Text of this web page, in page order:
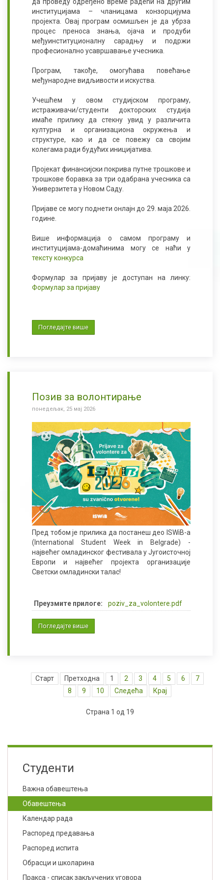
институцијама – чланицама конзорцијума
пројекта. Овај програм осмишљен је да убрза
процес преноса знања, ојача и продуби
међуинституционалну сарадњу и подржи
професионално усавршавање учесника.
Програм, такође, омогућава повећање
међународне видљивости и искуства.
Учешћем у овом студијском програму,
истраживачи/студенти докторских студија
имаће прилику да стекну увид у различита
културна и организациона окружења и
структуре, као и да се повежу са својим
колегама ради будућих иницијатива.
Пројекат финансијски покрива путне трошкове и
трошкове боравка за три одабрана учесника са
Универзитета у Новом Саду.
Пријаве се могу поднети онлајн до 29. маја 2026.
године.
Више информација о самом програму и
институцијама-домаћинима могу се наћи у
тексту конкурса
Формулар за пријаву је доступан на линку:
Формулар за пријаву
Погледајте више
Позив за волонтирање
понедељак, 25 мај 2026
Пред тобом је прилика да постанеш део ISWiB-a
(International Student Week in Belgrade) -
највећег омладинског фестивала у Југоисточној
Европи и највећег пројекта организације
Светски омладински талас!
Преузмите прилоге: poziv_za_volontere.pdf
Погледајте више
Старт Претходна 1 2 3 4 5 6
7
8
9 10 Следећа Крај
Страна 1 од 19
Студенти
Важна обавештења
Обавештења
Календар рада
Распоред предавања
Распоред испита
Обрасци и школарина
Пракса - списак закључених уговора